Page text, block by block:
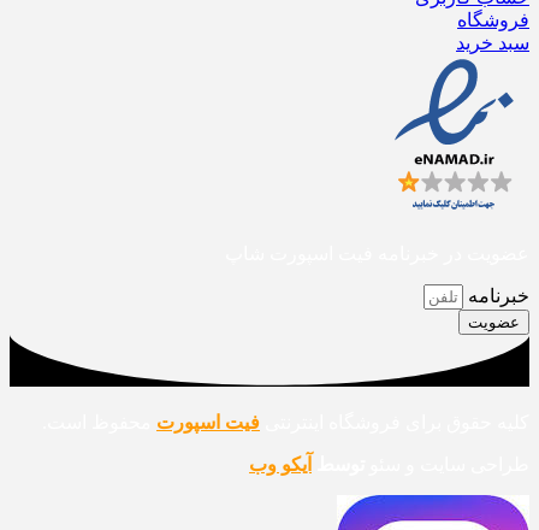
فروشگاه
سبد خرید
خبرنامه
عضویت
فیت اسپورت
آیکو وب